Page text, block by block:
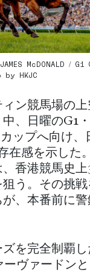
JAMES McDONALD /
by HKJC
ン競馬場の
、日曜のG1
ップへ向け、
在感を示した
香港競馬史
う。その挑戦
、本番前に警
を完全制覇し
ーヴァードン